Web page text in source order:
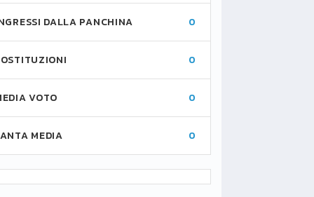
DALLA PANCHINA 0
0
VOTO 0
MEDIA 0